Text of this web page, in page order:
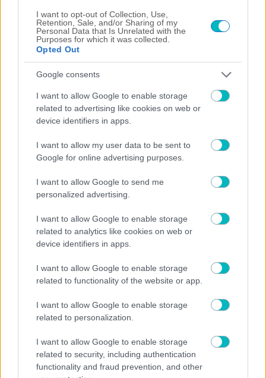
I want to opt-out of Collection, Use,
Retention, Sale, and/or Sharing of my
Personal Data that Is Unrelated with the
Purposes for which it was collected.
Opted Out
Google consents
I want to allow Google to enable storage
related to advertising like cookies on web or
device identifiers in apps.
I want to allow my user data to be sent to
Google for online advertising purposes.
I want to allow Google to send me
personalized advertising.
I want to allow Google to enable storage
related to analytics like cookies on web or
device identifiers in apps.
I want to allow Google to enable storage
related to functionality of the website or app.
I want to allow Google to enable storage
related to personalization.
I want to allow Google to enable storage
related to security, including authentication
functionality and fraud prevention, and other
Play Video
Video
Watch on
"The situation is out of control": Greek firefighters
SUPER LEAGUE
«Ο Θεμπάγιος έριξε ”άκυρο” σε πρόταση ελληνικής
«Η Γαλατασαράι κατέθεσε πρόταση στον ΠΑΟΚ για
Κωνσταντέλια με δανεισμό και οψιόν αγοράς»